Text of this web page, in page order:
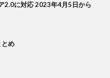
2.0に対応 2023年4月5日から
とめ